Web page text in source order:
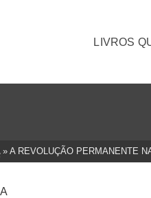
LIVROS
» A REVOLUÇÃO PERMANENTE